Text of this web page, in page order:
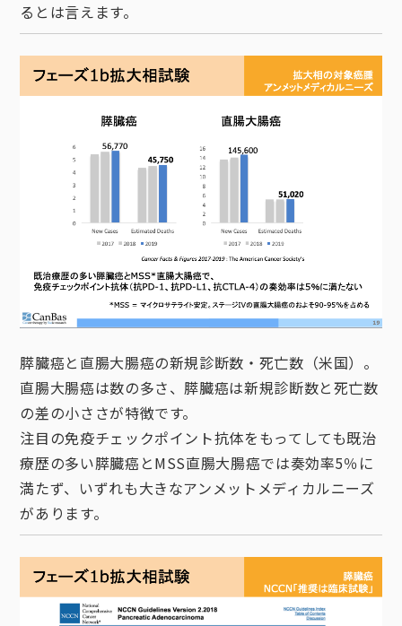
るとは言えます。
膵臓癌と直腸大腸癌の新規診断数・死亡数（米国）。
直腸大腸癌は数の多さ、膵臓癌は新規診断数と死亡数
の差の小ささが特徴です。
注目の免疫チェックポイント抗体をもってしても既治
療歴の多い膵臓癌とMSS直腸大腸癌では奏効率5％に
満たず、いずれも大きなアンメットメディカルニーズ
があります。